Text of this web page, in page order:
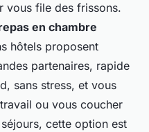
vous file des frissons.
en chambre
hôtels proposent
partenaires, rapide
sans stress, et vous
ou vous coucher
cette option est